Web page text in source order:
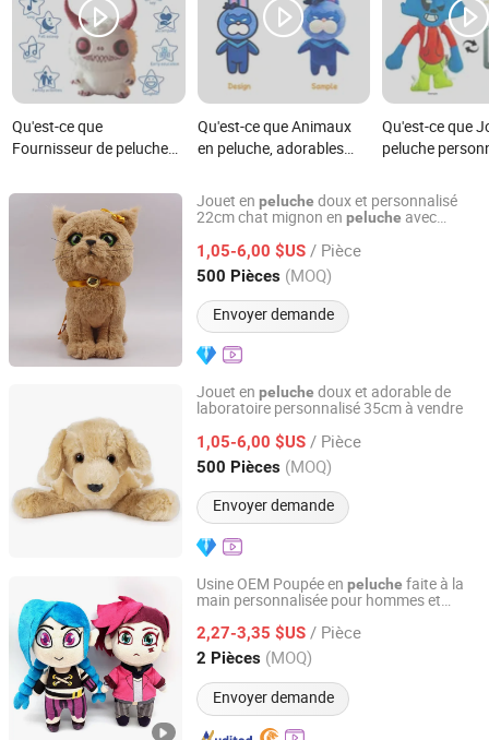
Qu'est-ce que
Fournisseur de peluches
peluche doux
personnalisés
Qu'est-ce que Animaux
en peluche, adorables
animaux en peluche en
gros et personnalisés,
Qu'est-ce que
peluche
peluche, OEM
peluches
Jouet en peluche doux et personnalisé
22cm chat mignon en peluche avec
1,05-6,00 $US / Pièce
500 Pièces (MOQ)
Envoyer demande
Guangdong Letu Toys Co., Ltd.
Guangdong, China Depuis 2026
Jouet en peluche doux et adorable de
laboratoire personnalisé 35cm à vendre
1,05-6,00 $US / Pièce
500 Pièces (MOQ)
Envoyer demande
Guangdong Letu Toys Co., Ltd.
Guangdong, China Depuis 2026
Usine OEM Poupée en peluche faite à la
main personnalisée pour hommes et
2,27-3,35 $US / Pièce
2 Pièces (MOQ)
Envoyer demande
Hunan Yushi Toy Co., Ltd.
Hunan, China Depuis 2021